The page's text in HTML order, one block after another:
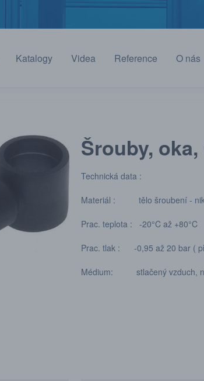
Katalogy Videa Reference O nás
Šrouby,
Technická data :
Materiál : tělo šroubení -
Prac. teplota : -20°C až +80°C
Prac. tlak : -0,95 až 20 bar (
Médium: stlačený vzduch,